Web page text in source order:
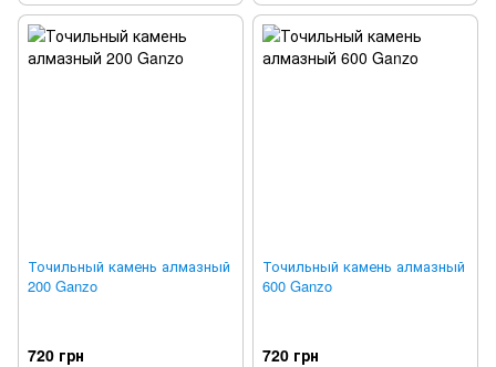
Точильный камень алмазный
200 Ganzo
720 грн
Точильный камень алмазный
600 Ganzo
720 грн